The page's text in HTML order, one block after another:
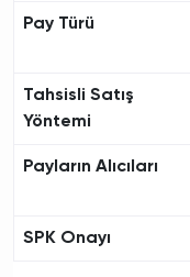
Pay Türü
Tahsisli Satış
Yöntemi
Payların Alıcıları
SPK Onayı